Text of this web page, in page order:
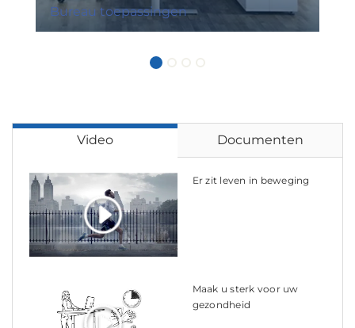
Bureau toepassingen
Video Documenten
Er zit leven in beweging
Maak u sterk voor uw
gezondheid